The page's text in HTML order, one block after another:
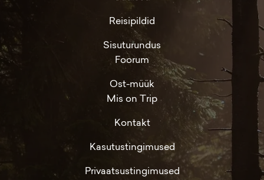
Reisipildid
Sisuturundus
Foorum
Ost-müük
Mis on Trip
Kontakt
Kasutustingimused
Privaatsustingimused